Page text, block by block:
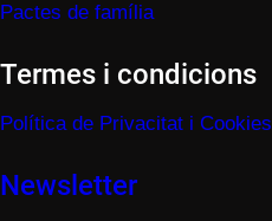
Pactes de família
Termes i condicions
Política de Privacitat i Cookies
Newsletter